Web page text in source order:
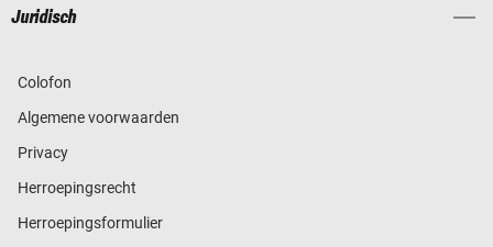
Juridisch
Colofon
Algemene voorwaarden
Privacy
Herroepingsrecht
Herroepingsformulier